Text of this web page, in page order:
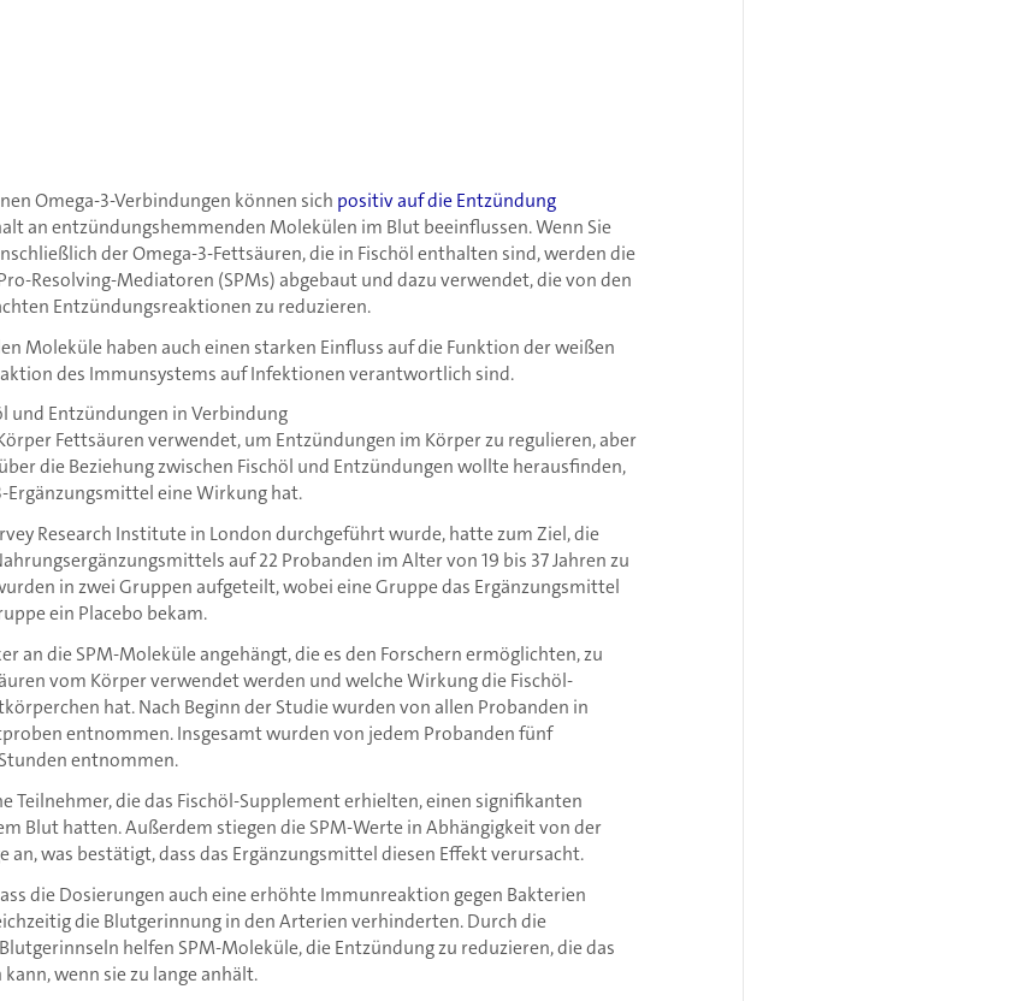
Omega-3-Verbindungen können sich positiv auf die Entzündung
an entzündungshemmenden Molekülen im Blut beeinflussen. Wenn Sie
der Omega-3-Fettsäuren, die in Fischöl enthalten sind, werden die
Resolving-Mediatoren (SPMs) abgebaut und dazu verwendet, die von den
Entzündungsreaktionen zu reduzieren.
Moleküle haben auch einen starken Einfluss auf die Funktion der weißen
des Immunsystems auf Infektionen verantwortlich sind.
und Entzündungen in Verbindung
Fettsäuren verwendet, um Entzündungen im Körper zu regulieren, aber
die Beziehung zwischen Fischöl und Entzündungen wollte herausfinden,
Ergänzungsmittel eine Wirkung hat.
Research Institute in London durchgeführt wurde, hatte zum Ziel, die
auf 22 Probanden im Alter von 19 bis 37 Jahren zu
in zwei Gruppen aufgeteilt, wobei eine Gruppe das Ergänzungsmittel
ein Placebo bekam.
an die SPM-Moleküle angehängt, die es den Forschern ermöglichten, zu
vom Körper verwendet werden und welche Wirkung die Fischöl-
hat. Nach Beginn der Studie wurden von allen Probanden in
entnommen. Insgesamt wurden von jedem Probanden fünf
entnommen.
Teilnehmer, die das Fischöl-Supplement erhielten, einen signifikanten
Blut hatten. Außerdem stiegen die SPM-Werte in Abhängigkeit von der
an, was bestätigt, dass das Ergänzungsmittel diesen Effekt verursacht.
die Dosierungen auch eine erhöhte Immunreaktion gegen Bakterien
die Blutgerinnung in den Arterien verhinderten. Durch die
helfen SPM-Moleküle, die Entzündung zu reduzieren, die das
wenn sie zu lange anhält.